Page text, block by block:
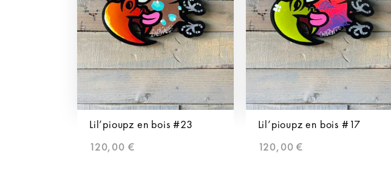
Lil’pioupz en bois #23
120,00 €
Lil’pioupz en bois #17
120,00€